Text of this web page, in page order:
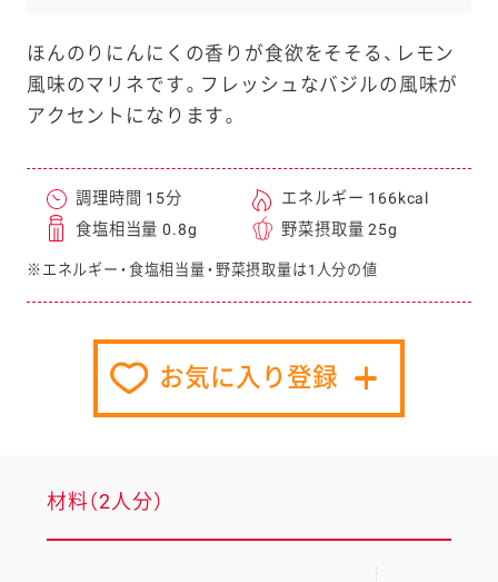
ほんのりにんにくの香りが食欲をそそる、レモン
風味のマリネです。フレッシュなバジルの風味が
アクセントになります。
調理時間 15分
エネルギー 166kcal
食塩相当量 0.8g
野菜摂取量 25g
※エネルギー・食塩相当量・野菜摂取量は1人分の値
お気に入り登録
材料（2人分）